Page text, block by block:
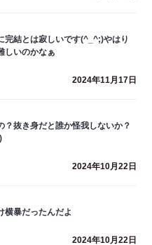
完結とは寂しいです(^_^;)やはり
しいのかなぁ
2024年11月17日
抜き身だと誰か怪我しないか？
2024年10月22日
横暴だったんだよ
2024年10月22日